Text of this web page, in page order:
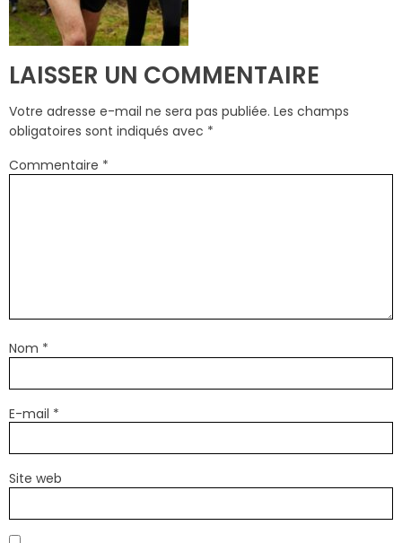
LAISSER UN COMMENTAIRE
Votre adresse e-mail ne sera pas publiée. Les champs
obligatoires sont indiqués avec *
Commentaire *
Nom *
E-mail *
Site web